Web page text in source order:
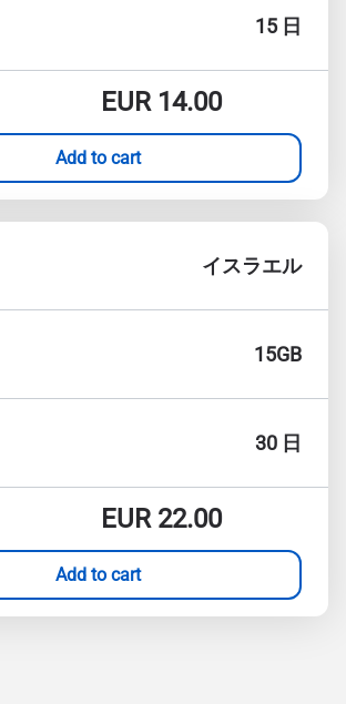
15 日
EUR14.00
Add to cart
イスラエル
15GB
30 日
EUR22.00
Add to cart